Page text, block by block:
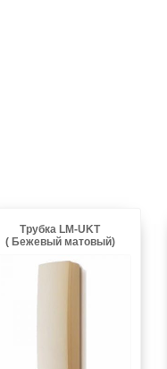
Трубка LM-UKT
( Бежевый матовый)